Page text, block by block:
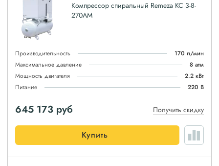
Компрессор спиральный Remeza КС 3-8-
270АМ
Производительность
170 л/мин
Максимальное давление
8 атм
Мощность двигателя
2.2 кВт
Питание
220 В
645 173 руб Получить скидку
Купить